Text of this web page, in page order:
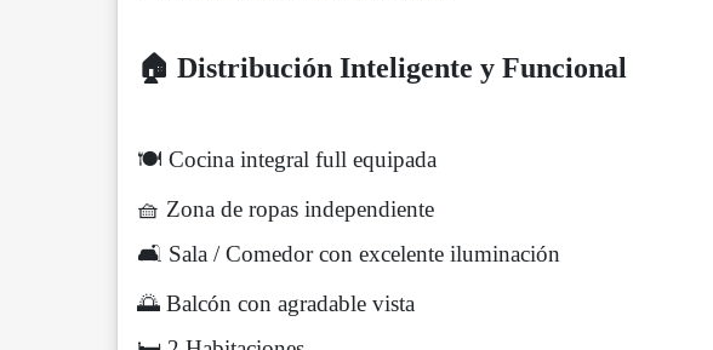
🏠 Distribución Inteligente y Funcional
🍽️ Cocina integral full equipada
🧺 Zona de ropas independiente
🛋️ Sala / Comedor con excelente iluminación
🌅 Balcón con agradable vista